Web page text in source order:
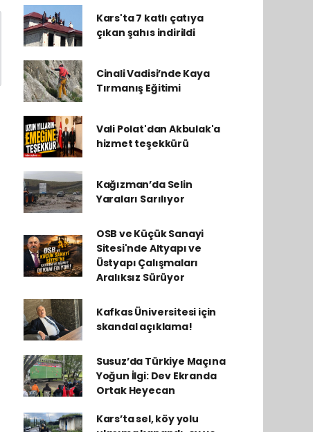
Kars'ta 7 katlı çatıya
çıkan şahıs indirildi
Cinali Vadisi’nde Kaya
Tırmanış Eğitimi
Vali Polat'dan Akbulak'a
hizmet teşekkürü
Kağızman’da Selin
Yaraları Sarılıyor
OSB ve Küçük Sanayi
Sitesi'nde Altyapı ve
Üstyapı Çalışmaları
Aralıksız Sürüyor
Kafkas Üniversitesi için
skandal açıklama!
Susuz’da Türkiye Maçına
Yoğun İlgi: Dev Ekranda
Ortak Heyecan
Kars’ta sel, köy yolu